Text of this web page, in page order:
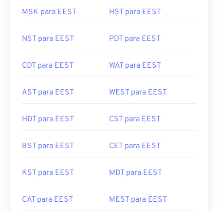
MSK para EEST HST para EEST
NST para EEST PDT para EEST
CDT para EEST WAT para EEST
AST para EEST WEST para EEST
HDT para EEST CST para EEST
BST para EEST CET para EEST
KST para EEST MDT para EEST
CAT para EEST MEST para EEST